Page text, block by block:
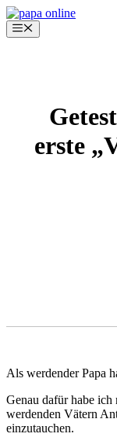
Zum
Inhalt
springen
Menü
erste
Als werdender Papa
Genau dafür habe
werdenden Vätern
einzutauchen.